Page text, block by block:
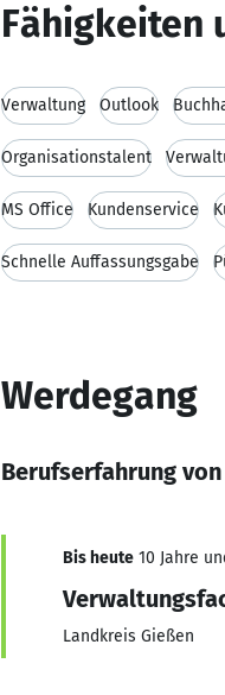
Fähigkeiten
Verwaltung Outlook
Organisationstalent
MS Office Kundenservice
Schnelle Auffassungsgabe
Werdegang
Berufserfahrung
Bis heute 10 Jahre
Landkreis Gießen